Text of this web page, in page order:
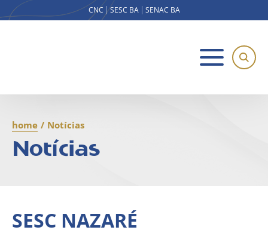
CNC SESC BA SENAC BA
home / Notícias
Notícias
SESC NAZARÉ